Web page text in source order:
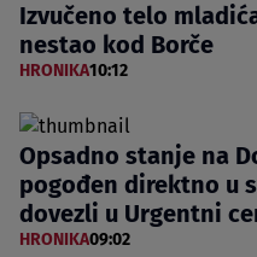
Izvučeno telo
nestao kod Borče
HRONIKA10:12
Opsadno stanje na
pogođen direktno u
dovezli u Urgentni
HRONIKA09:02